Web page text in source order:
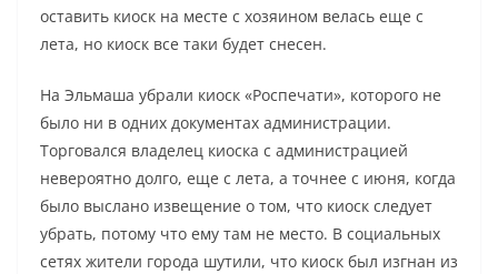
оставить киоск на месте с хозяином велась еще с
лета, но киоск все таки будет снесен.
На Эльмаша убрали киоск «Роспечати», которого не
было ни в одних документах администрации.
Торговался владелец киоска с администрацией
невероятно долго, еще с лета, а точнее с июня, когда
было выслано извещение о том, что киоск следует
убрать, потому что ему там не место. В социальных
сетях жители города шутили, что киоск был изгнан из